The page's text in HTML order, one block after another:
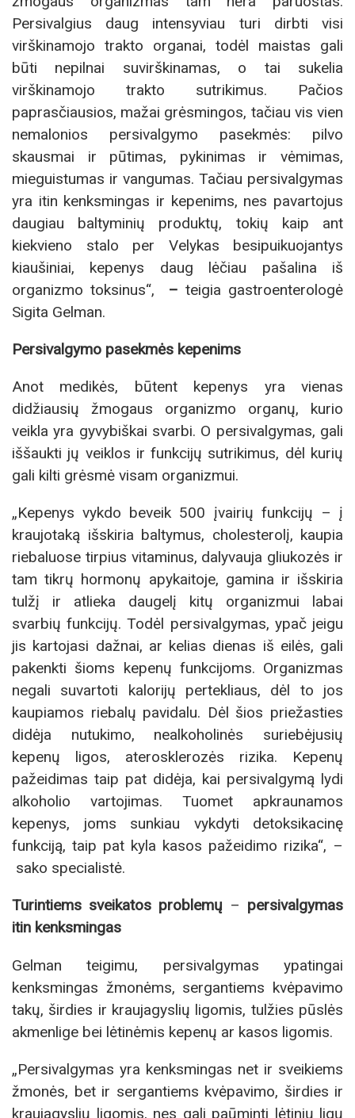
Persivalgius daug intensyviau turi dirbti visi
virškinamojo trakto organai, todėl maistas gali
būti nepilnai suvirškinamas, o tai sukelia
virškinamojo trakto sutrikimus. Pačios
paprasčiausios, mažai grėsmingos, tačiau vis vien
nemalonios persivalgymo pasekmės: pilvo
skausmai ir pūtimas, pykinimas ir vėmimas,
mieguistumas ir vangumas. Tačiau persivalgymas
yra itin kenksmingas ir kepenims, nes pavartojus
daugiau baltyminių produktų, tokių kaip ant
kiekvieno stalo per Velykas besipuikuojantys
kiaušiniai, kepenys daug lėčiau pašalina iš
organizmo toksinus“, –teigia gastroenterologė
Sigita Gelman.
Persivalgymo pasekmės kepenims
Anot medikės, būtent kepenys yra vienas
didžiausių žmogaus organizmo organų, kurio
veikla yra gyvybiškai svarbi. O persivalgymas, gali
iššaukti jų veiklos ir funkcijų sutrikimus, dėl kurių
gali kilti grėsmė visam organizmui.
„Kepenys vykdo beveik 500 įvairių funkcijų – į
kraujotaką išskiria baltymus, cholesterolį, kaupia
riebaluose tirpius vitaminus, dalyvauja gliukozės ir
tam tikrų hormonų apykaitoje, gamina ir išskiria
tulžį ir atlieka daugelį kitų organizmui labai
svarbių funkcijų. Todėl persivalgymas, ypač jeigu
jis kartojasi dažnai, ar kelias dienas iš eilės, gali
pakenkti šioms kepenų funkcijoms. Organizmas
negali suvartoti kalorijų pertekliaus, dėl to jos
kaupiamos riebalų pavidalu. Dėl šios priežasties
didėja nutukimo, nealkoholinės suriebėjusių
kepenų ligos, aterosklerozės rizika. Kepenų
pažeidimas taip pat didėja, kai persivalgymą lydi
alkoholio vartojimas. Tuomet apkraunamos
kepenys, joms sunkiau vykdyti detoksikacinę
funkciją, taip pat kyla kasos pažeidimo rizika“, –
sako specialistė.
Turintiems sveikatos problemų – persivalgymas
itin kenksmingas
Gelman teigimu, persivalgymas ypatingai
kenksmingas žmonėms, sergantiems kvėpavimo
takų, širdies ir kraujagyslių ligomis, tulžies pūslės
akmenlige bei lėtinėmis kepenų ar kasos ligomis.
„Persivalgymas yra kenksmingas net ir sveikiems
žmonės, bet ir sergantiems kvėpavimo, širdies ir
kraujagyslių ligomis, nes gali paūminti lėtinių ligų